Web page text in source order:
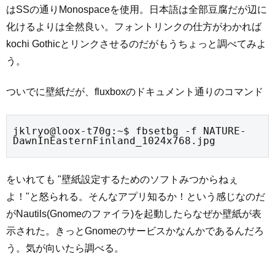
はSSの通りMonospaceを使用。日本語は全部豆腐だが辺に
化けるよりは全然良い。フォントリンクの仕方がわかれば
kochi Gothicとリンクさせるのだがもうちょっと調べてみよ
う。
ついでに壁紙だが、fluxboxのドキュメント通りのコマンド
jklryo@loox-t70g:~$ fbsetbg -f NATURE-
DawnInEasternFinland_1024x768.jpg
をいれても "壁紙設定するためのソフトみつからねぇ
よ！"と怒られる。そんなアプリ知るか！という感じなのだ
がNautils(Gnomeのファイラ)を起動したらなぜか壁紙が表
示された。きっとGnomeのサービスかなんかであるんだろ
う。気が向いたら調べる。